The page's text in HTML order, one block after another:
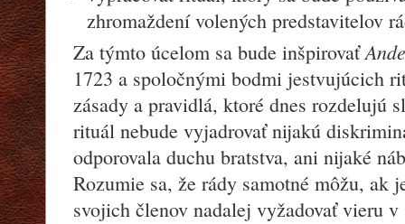
zhromaždení volených predstavitelov
Za týmto úcelom sa bude inšpirovať
1723 a spoločnými bodmi jestvujúcich
zásady a pravidlá, ktoré dnes rozdelujú
rituál nebude vyjadrovať nijakú
odporovala duchu bratstva, ani nijaké
Rozumie sa, že rády samotné môžu, ak
svojich členov nadalej vyžadovať vieru